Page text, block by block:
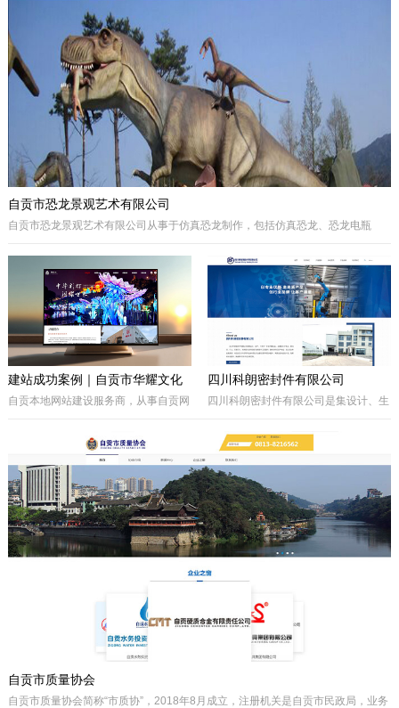
州、安徽、甘肃、加拿大、美国等多个
控股合作团队。集团从…
司从事彩灯艺术工程、彩车彩船巡游工
程、趣味式景观游乐器具、景观雕塑工
程、城市文化符号美化亮化工程，以及
仿真恐龙、仿真动植物、化石制作和演
绎程控机器人研发生产。
自贡市恐龙景观艺术有限公司
自贡市恐龙景观艺术有限公司从事于仿真恐龙制作，包括仿真恐龙、恐龙电瓶
建站成功案例｜自贡市华耀文化
艺术有限公司官网定制开发项目
自贡本地网站建设服务商，从事自贡网
发，本次完成自贡市华耀文化艺术有限
公司官网定制搭建，包含品牌展示、案
例展示、在线询盘功能，搭配全套基础
SEO优化。
四川科朗密封件有限公司
四川科朗密封件有限公司是集设计、生
于电力、氧化铝、矿山、石油石化、钢
铁等行业所需的机械密封件及其配件、
密封件的生产制造；因公司业务发展需
要，成立的四川科朗环保设备有限公司
主要经营泵阀及其配件、硬质合金制品
类产品、耐磨材料类配件，承接用户非
标件设计和定制。
自贡市质量协会
自贡市质量协会简称“市质协”，2018年8月成立，注册机关是自贡市民政局，业务